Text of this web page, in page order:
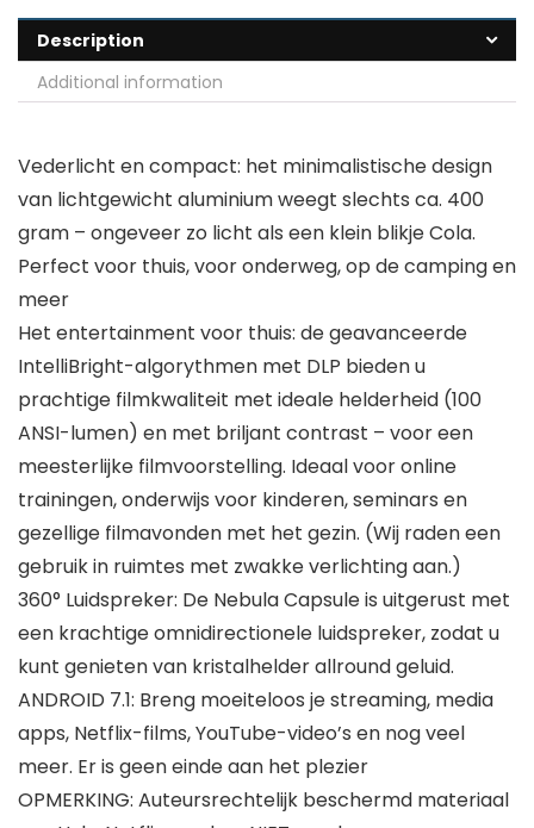
Description
Additional information
Vederlicht en compact: het minimalistische design
van lichtgewicht aluminium weegt slechts ca. 400
gram – ongeveer zo licht als een klein blikje Cola.
Perfect voor thuis, voor onderweg, op de camping en
meer
Het entertainment voor thuis: de geavanceerde
IntelliBright-algorythmen met DLP bieden u
prachtige filmkwaliteit met ideale helderheid (100
ANSI-lumen) en met briljant contrast – voor een
meesterlijke filmvoorstelling. Ideaal voor online
trainingen, onderwijs voor kinderen, seminars en
gezellige filmavonden met het gezin. (Wij raden een
gebruik in ruimtes met zwakke verlichting aan.)
360° Luidspreker: De Nebula Capsule is uitgerust met
een krachtige omnidirectionele luidspreker, zodat u
kunt genieten van kristalhelder allround geluid.
ANDROID 7.1: Breng moeiteloos je streaming, media
apps, Netflix-films, YouTube-video’s en nog veel
meer. Er is geen einde aan het plezier
OPMERKING: Auteursrechtelijk beschermd materiaal